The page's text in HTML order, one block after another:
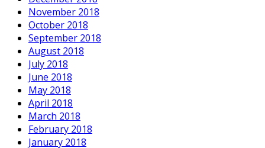
November 2018
October 2018
September 2018
August 2018
July 2018
June 2018
May 2018
April 2018
March 2018
February 2018
January 2018